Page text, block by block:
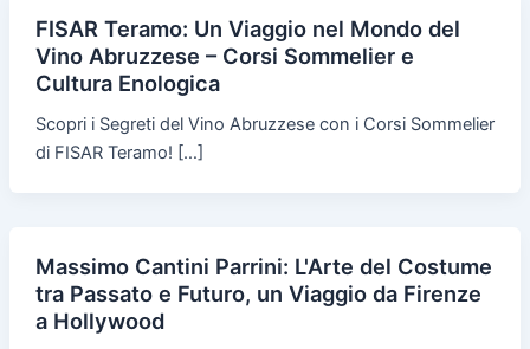
FISAR Teramo: Un Viaggio nel Mondo del
Vino Abruzzese – Corsi Sommelier e
Cultura Enologica
Scopri i Segreti del Vino Abruzzese con i Corsi Sommelier
di FISAR Teramo! […]
Massimo Cantini Parrini: L'Arte del Costume
tra Passato e Futuro, un Viaggio da Firenze
a Hollywood